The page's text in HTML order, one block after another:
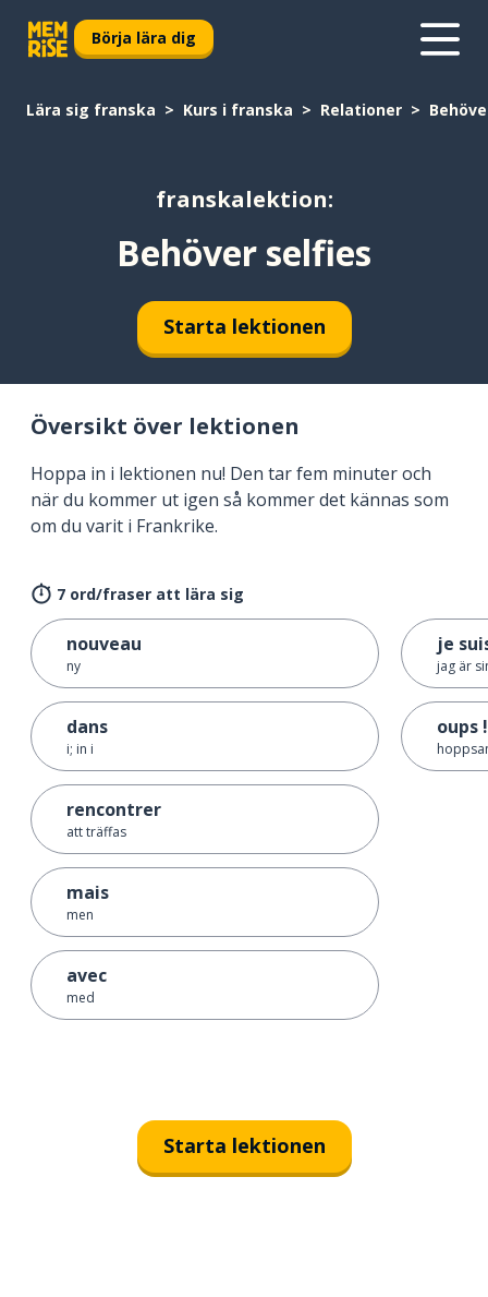
Börja lära dig
Lära sig franska Kurs i franska Relationer
franskalektion:
Behöver selfies
Starta lektionen
Översikt över lektionen
Hoppa in i lektionen nu! Den tar fem minuter och
när du kommer ut igen så kommer det kännas som
om du varit i Frankrike.
7 ord/fraser att lära sig
nouveau
ny
dans
i; in i
rencontrer
att träffas
mais
men
avec
med
je
jag är
oups !
Starta lektionen